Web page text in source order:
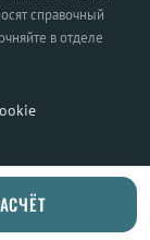
справочный
в отделе